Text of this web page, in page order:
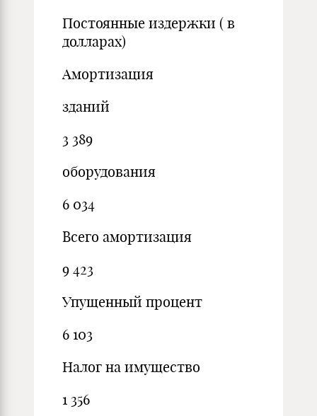
Постоянные издержки ( в
долларах)
Амортизация
зданий
3 389
оборудования
6 034
Всего амортизация
9 423
Упущенный процент
6 103
Налог на имущество
1 356